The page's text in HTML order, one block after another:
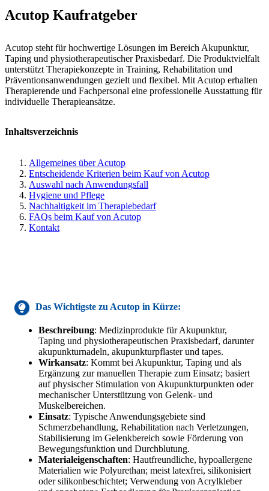
Acutop Kaufratgeber
Acutop steht für hochwertige Lösungen im Bereich Akupunktur,
Taping und physiotherapeutischer Praxisbedarf. Die Produktvielfalt
unterstützt Therapiekonzepte in Training, Rehabilitation und
Präventionsanwendungen gezielt und flexibel. Mit Acutop erhalten
Therapierende und Fachpersonal eine professionelle Ausstattung für
individuelle Therapieansätze.
Inhaltsverzeichnis
Allgemeines über Acutop
Entscheidende Kriterien beim Kauf von Acutop
Auswahl nach Anwendungsfall
Hygiene und Pflege
Nachhaltigkeit im Therapiebedarf
FAQs beim Kauf von Acutop
Kontakt
Das Wichtigste zu Acutop in Kürze:
Beschreibung: Medizinprodukte für Akupunktur,
Taping und physiotherapeutischen Praxisbedarf, darunter
akupunkturnadeln, akupunkturpflaster und tapes.
Wirkansatz: Kommt bei Akupunktur, Taping und als
Ergänzung zur manuellen Therapie zum Einsatz; basiert
auf physischer Stimulation von Akupunkturpunkten oder
mechanischer Unterstützung von Gelenk- und
Muskelbereichen.
Einsatz: Typische Anwendungsgebiete sind
Schmerzbehandlung, Rehabilitation nach Verletzungen,
Stabilisierung im Gelenkbereich sowie Förderung von
Bewegungsfunktion und Durchblutung.
Materialeigenschaften: Hautfreundliche, hypoallergene
Materialien wie Polyurethan; meist latexfrei, silikonisiert
oder silikonbeschichtet; Verwendung von Acrylkleber